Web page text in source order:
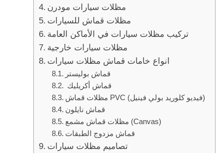
مظلات سيارات مودرن
تركيب مظلات سيارات في الأماكن العامة
مظلات سيارات خارجية
قماش بوليستر
قماش أكريليك
مظلات قماش PVC (فيديو كلوريد بولي فينيل)
قماش نايلون
مظلات قماش مشمع (Canvas)
قماش مزدوج الطبقات
تصاميم مظلات سيارات